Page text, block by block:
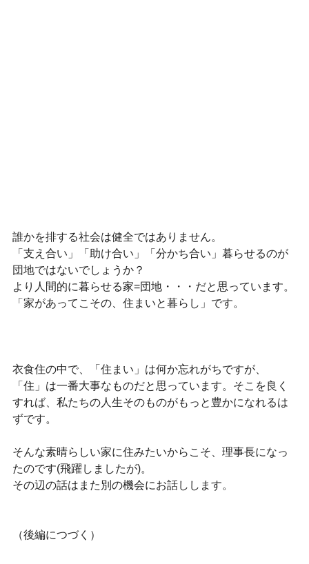
誰かを排する社会は健全ではありません。
「支え合い」「助け合い」「分かち合い」暮らせるのが
団地ではないでしょうか？
より人間的に暮らせる家=団地・・・だと思っています。
「家があってこその、住まいと暮らし」です。
衣食住の中で、「住まい」は何か忘れがちですが、
「住」は一番大事なものだと思っています。そこを良く
すれば、私たちの人生そのものがもっと豊かになれるは
ずです。
そんな素晴らしい家に住みたいからこそ、理事長になっ
たのです(飛躍しましたが)。
その辺の話はまた別の機会にお話しします。
（後編につづく）